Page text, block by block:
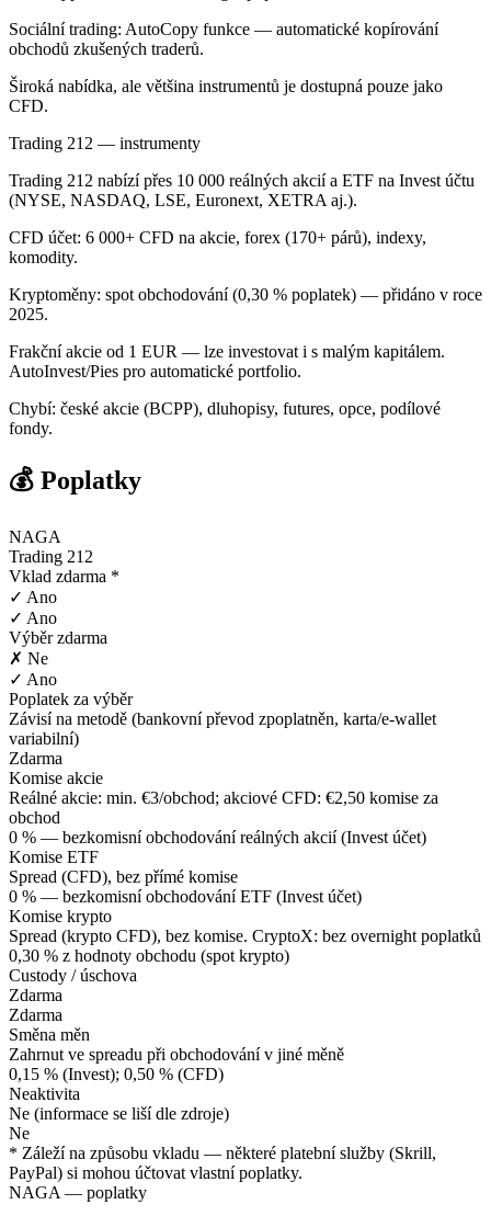
Sociální trading: AutoCopy funkce — automatické kopírování
obchodů zkušených traderů.
Široká nabídka, ale většina instrumentů je dostupná pouze jako
CFD.
Trading 212 — instrumenty
Trading 212 nabízí přes 10 000 reálných akcií a ETF na Invest účtu
(NYSE, NASDAQ, LSE, Euronext, XETRA aj.).
CFD účet: 6 000+ CFD na akcie, forex (170+ párů), indexy,
komodity.
Kryptoměny: spot obchodování (0,30 % poplatek) — přidáno v roce
2025.
Frakční akcie od 1 EUR — lze investovat i s malým kapitálem.
AutoInvest/Pies pro automatické portfolio.
Chybí: české akcie (BCPP), dluhopisy, futures, opce, podílové
fondy.
💰 Poplatky
NAGA
Trading 212
Vklad zdarma *
✓ Ano
✓ Ano
Výběr zdarma
✗ Ne
✓ Ano
Poplatek za výběr
Závisí na metodě (bankovní převod zpoplatněn, karta/e-wallet
variabilní)
Zdarma
Komise akcie
Reálné akcie: min. €3/obchod; akciové CFD: €2,50 komise za
obchod
0 % — bezkomisní obchodování reálných akcií (Invest účet)
Komise ETF
Spread (CFD), bez přímé komise
0 % — bezkomisní obchodování ETF (Invest účet)
Komise krypto
Spread (krypto CFD), bez komise. CryptoX: bez overnight poplatků
0,30 % z hodnoty obchodu (spot krypto)
Custody / úschova
Zdarma
Zdarma
Směna měn
Zahrnut ve spreadu při obchodování v jiné měně
0,15 % (Invest); 0,50 % (CFD)
Neaktivita
Ne (informace se liší dle zdroje)
Ne
* Záleží na způsobu vkladu — některé platební služby (Skrill,
PayPal) si mohou účtovat vlastní poplatky.
NAGA — poplatky